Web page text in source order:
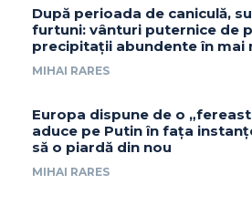
După perioada de caniculă,
furtuni: vânturi puternice de
precipitații abundente în mai
MIHAI RARES
Europa dispune de o
aduce pe Putin în fața
să o piardă din nou
MIHAI RARES